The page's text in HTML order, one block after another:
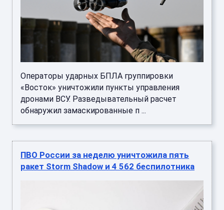
Операторы ударных БПЛА группировки
«Восток» уничтожили пункты управления
дронами ВСУ. Разведывательный расчет
обнаружил замаскированные п ...
ПВО России за неделю уничтожила пять
ракет Storm Shadow и 4 562 беспилотника